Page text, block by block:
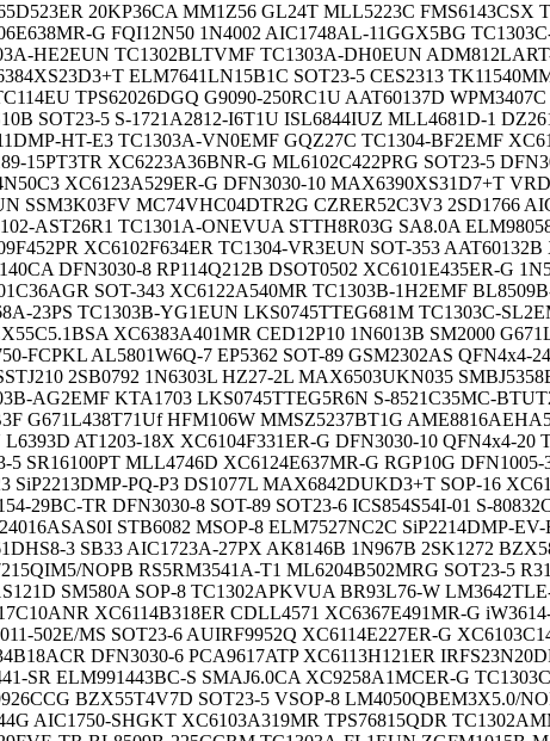
20KP36CA MM1Z56 GL24T MLL5223C FMS6143CSX
G FQI12N50 1N4002 AIC1748AL-11GGX5BG
HE2EUN TC1302BLTVMF TC1303A-DH0EUN
ELM7641LN15B1C SOT23-5 CES2313
TPS62026DGQ G9090-250RC1U AAT60137D
SOT23-5 S-1721A2812-I6T1U ISL6844IUZ MLL4681D-1
HT-E3 TC1303A-VN0EMF GQZ27C TC1304-BF2EMF
15PT3TR XC6223A36BNR-G ML6102C422PRG SOT23-5
XC6123A529ER-G DFN3030-10 MAX6390XS31D7+T
SSM3K03FV MC74VHC04DTR2G CZRER52C3V3 2SD1766
AST26R1 TC1301A-ONEVUA STTH8R03G SA8.0A
XC6102F634ER TC1304-VR3EUN SOT-353 AAT60132B
DFN3030-8 RP114Q212B DSOT0502 XC6101E435ER-G
SOT-343 XC6122A540MR TC1303B-1H2EMF
23PS TC1303B-YG1EUN LKS0745TTEG681M TC1303C-
XC6383A401MR CED12P10 1N6013B SM2000
FCPKL AL5801W6Q-7 EP5362 SOT-89 GSM2302AS QFN4x4-
2SB0792 1N6303L HZ27-2L MAX6503UKN035
AG2EMF KTA1703 LKS0745TTEG5R6N S-8521C35MC-
G671L438T71Uf HFM106W MMSZ5237BT1G
L6393D AT1203-18X XC6104F331ER-G DFN3030-10 QFN4x4-20
5 SR16100PT MLL4746D XC6124E637MR-G RGP10G DFN1005-
SiP2213DMP-PQ-P3 DS1077L MAX6842DUKD3+T SOP-16
29BC-TR DFN3030-8 SOT-89 SOT23-6 ICS854S54I-01 S-
STB6082 MSOP-8 ELM7527NC2C SiP2214DMP-EV-
3 SB33 AIC1723A-27PX AK8146B 1N967B 2SK1272
NOPB RS5RM3541A-T1 ML6204B502MRG SOT23-5
SM580A SOP-8 TC1302APKVUA BR93L76-W
XC6114B318ER CDLL4571 XC6367E491MR-G
502E/MS SOT23-6 AUIRF9952Q XC6114E227ER-G
DFN3030-6 PCA9617ATP XC6113H121ER
SR ELM991443BC-S SMAJ6.0CA XC9258A1MCER-G
BZX55T4V7D SOT23-5 VSOP-8 LM4050QBEM3X5.0/
AIC1750-SHGKT XC6103A319MR TPS76815QDR